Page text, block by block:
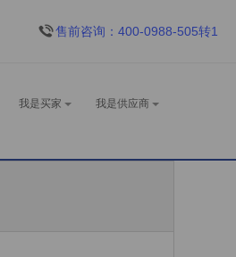
售前咨询：400-0988-505转1
我是供应商
我是买家